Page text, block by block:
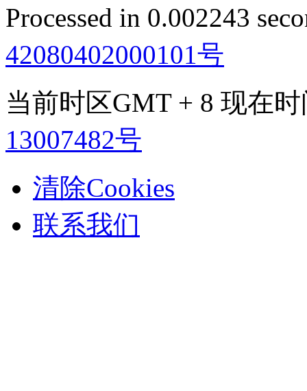
Processed in 0.002243
42080402000101号
当前时区GMT + 8 现在
13007482号
清除Cookies
联系我们